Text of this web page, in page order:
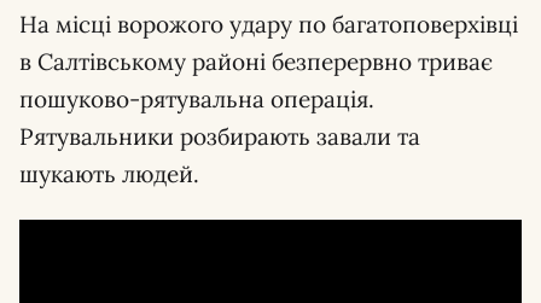
На місці ворожого удару по багатоповерхівці
в Салтівському районі безперервно триває
пошуково-рятувальна операція.
Рятувальники розбирають завали та
шукають людей.